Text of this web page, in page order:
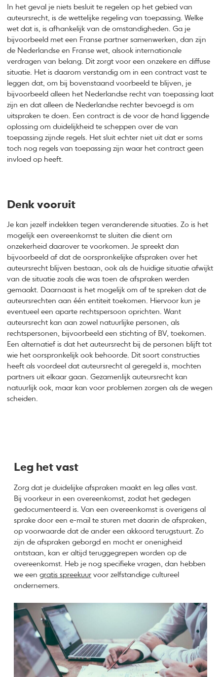
In het geval je niets besluit te regelen op het gebied van
auteursrecht, is de wettelijke regeling van toepassing. Welke
wet dat is, is afhankelijk van de omstandigheden. Ga je
bijvoorbeeld met een Franse partner samenwerken, dan zijn
de Nederlandse en Franse wet, alsook internationale
verdragen van belang. Dit zorgt voor een onzekere en diffuse
situatie. Het is daarom verstandig om in een contract vast te
leggen dat, om bij bovenstaand voorbeeld te blijven, je
bijvoorbeeld alleen het Nederlandse recht van toepassing laat
zijn en dat alleen de Nederlandse rechter bevoegd is om
uitspraken te doen. Een contract is de voor de hand liggende
oplossing om duidelijkheid te scheppen over de van
toepassing zijnde regels. Het sluit echter niet uit dat er soms
toch nog regels van toepassing zijn waar het contract geen
invloed op heeft.
Denk vooruit
Je kan jezelf indekken tegen veranderende situaties. Zo is het
mogelijk een overeenkomst te sluiten die dient om
onzekerheid daarover te voorkomen. Je spreekt dan
bijvoorbeeld af dat de oorspronkelijke afspraken over het
auteursrecht blijven bestaan, ook als de huidige situatie afwijkt
van de situatie zoals die was toen de afspraken werden
gemaakt. Daarnaast is het mogelijk om af te spreken dat de
auteursrechten aan één entiteit toekomen. Hiervoor kun je
eventueel een aparte rechtspersoon oprichten. Want
auteursrecht kan aan zowel natuurlijke personen, als
rechtspersonen, bijvoorbeeld een stichting of BV, toekomen.
Een alternatief is dat het auteursrecht bij de personen blijft tot
wie het oorspronkelijk ook behoorde. Dit soort constructies
heeft als voordeel dat auteursrecht al geregeld is, mochten
partners uit elkaar gaan. Gezamenlijk auteursrecht kan
natuurlijk ook, maar kan voor problemen zorgen als de wegen
scheiden.
Leg het vast
Zorg dat je duidelijke afspraken maakt en leg alles vast.
Bij voorkeur in een overeenkomst, zodat het gedegen
gedocumenteerd is. Van een overeenkomst is overigens al
sprake door een e-mail te sturen met daarin de afspraken,
op voorwaarde dat de ander een akkoord terugstuurt. Zo
zijn de afspraken geborgd en mocht er onenigheid
ontstaan, kan er altijd teruggegrepen worden op de
overeenkomst. Heb je nog specifieke vragen, dan hebben
we eengratis spreekuur voor zelfstandige cultureel
ondernemers.